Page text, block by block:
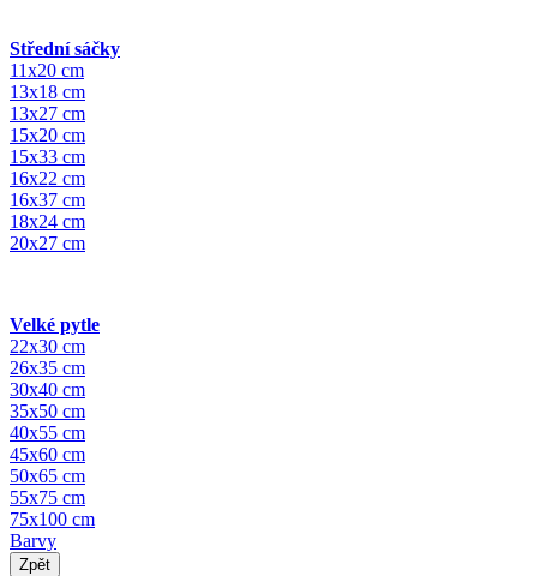
Střední sáčky
11x20 cm
13x18 cm
13x27 cm
15x20 cm
15x33 cm
16x22 cm
16x37 cm
18x24 cm
20x27 cm
Velké pytle
22x30 cm
26x35 cm
30x40 cm
35x50 cm
40x55 cm
45x60 cm
50x65 cm
55x75 cm
75x100 cm
Barvy
Zpět